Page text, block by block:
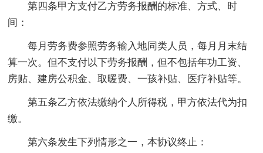
第四条甲方支付乙方劳务报酬的标准、方式、时
间：
每月劳务费参照劳务输入地同类人员，每月月末结
算一次。但不支付以下劳务报酬，但不包括年功工资、
房贴、建房公积金、取暖费、一孩补贴、医疗补贴等。
第五条乙方依法缴纳个人所得税，甲方依法代为扣
缴。
第六条发生下列情形之一，本协议终止：